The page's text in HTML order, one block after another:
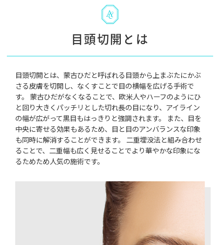
目頭切開とは
目頭切開とは、蒙古ひだと呼ばれる目頭から上まぶたにかぶ
さる皮膚を切開し、なくすことで目の横幅を広げる手術で
す。 蒙古ひだがなくなることで、欧米人やハーフのようにひ
と回り大きくパッチリとした切れ長の目になり、アイライン
の幅が広がって黒目もはっきりと強調されます。 また、目を
中央に寄せる効果もあるため、目と目のアンバランスな印象
も同時に解消することができます。 二重埋没法と組み合わせ
ることで、二重幅も広く見せることでより華やかな印象にな
るためため人気の施術です。